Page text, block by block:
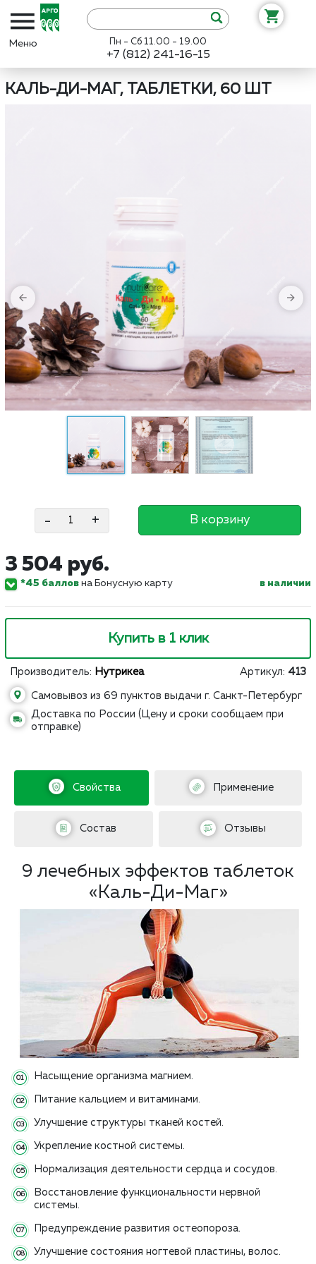
Пн - Сб 11.00 - 19.00
+7 (812) 241-16-15
КАЛЬ-ДИ-МАГ, ТАБЛЕТКИ, 60 ШТ
- + В корзину
3 504 руб.
*45 баллов на Бонусную карту в наличии
Купить в 1 клик
Производитель: Нутрикеа Артикул: 413
Самовывоз из 69 пунктов выдачи г. Санкт-Петербург
Доставка по России (Цену и сроки сообщаем при
отправке)
Свойства Применение
Состав Отзывы
9 лечебных эффектов таблеток
«Каль-Ди-Маг»
Насыщение организма магнием.
Питание кальцием и витаминами.
Улучшение структуры тканей костей.
Укрепление костной системы.
Нормализация деятельности сердца и сосудов.
Восстановление функциональности нервной
системы.
Предупреждение развития остеопороза.
Улучшение состояния ногтевой пластины, волос.